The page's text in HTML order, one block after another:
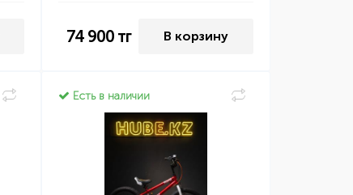
74 900тг В корзину
Есть в наличии